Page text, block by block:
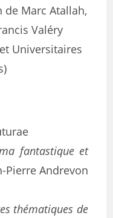
de Marc Atallah,
Valéry
Universitaires
fantastique et
Pierre Andrevon
thématiques de